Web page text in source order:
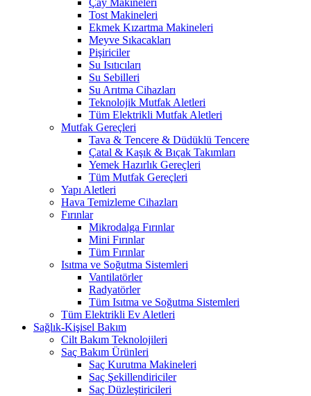
Çay Makineleri
Tost Makineleri
Ekmek Kızartma Makineleri
Meyve Sıkacakları
Pişiriciler
Su Isıtıcıları
Su Sebilleri
Su Arıtma Cihazları
Teknolojik Mutfak Aletleri
Tüm Elektrikli Mutfak Aletleri
Mutfak Gereçleri
Tava & Tencere & Düdüklü Tencere
Çatal & Kaşık & Bıçak Takımları
Yemek Hazırlık Gereçleri
Tüm Mutfak Gereçleri
Yapı Aletleri
Hava Temizleme Cihazları
Fırınlar
Mikrodalga Fırınlar
Mini Fırınlar
Tüm Fırınlar
Isıtma ve Soğutma Sistemleri
Vantilatörler
Radyatörler
Tüm Isıtma ve Soğutma Sistemleri
Tüm Elektrikli Ev Aletleri
Sağlık-Kişisel Bakım
Cilt Bakım Teknolojileri
Saç Bakım Ürünleri
Saç Kurutma Makineleri
Saç Şekillendiriciler
Saç Düzleştiricileri